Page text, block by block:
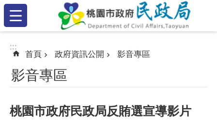
跳到主要內容區塊
:::
:::
:::
首頁 政府資訊公開 影音專區
影音專區
桃園市政府民政局反賄選宣導影片